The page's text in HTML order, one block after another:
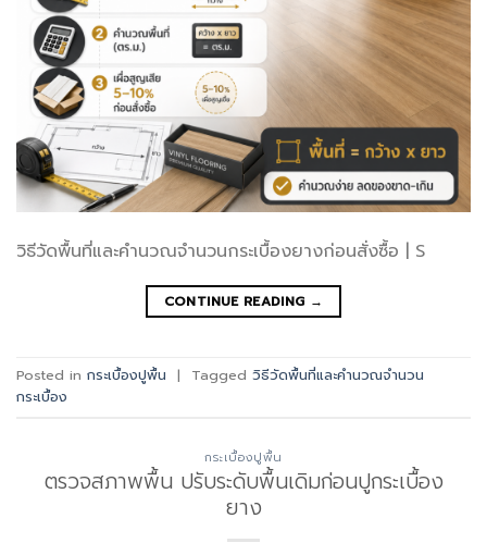
วิธีวัดพื้นที่และคำนวณจำนวนกระเบื้องยางก่อนสั่งซื้อ | S
CONTINUE READING →
Posted in กระเบื้องปูพื้น | Tagged วิธีวัดพื้นที่และคำนวณจำนวน
กระเบื้อง
กระเบื้องปูพื้น
ตรวจสภาพพื้น ปรับระดับพื้นเดิมก่อนปูกระเบื้อง
ยาง